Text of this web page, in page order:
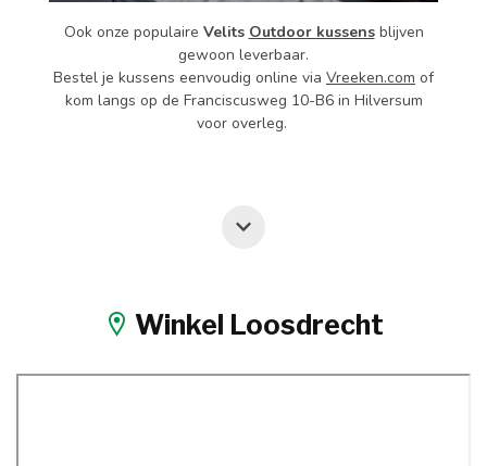
Ook onze populaire Velits Outdoor kussensblijven
gewoon leverbaar.
Bestel je kussens eenvoudig online via Vreeken.com of
kom langs op de Franciscusweg 10-B6 in Hilversum
voor overleg.
Winkel Loosdrecht